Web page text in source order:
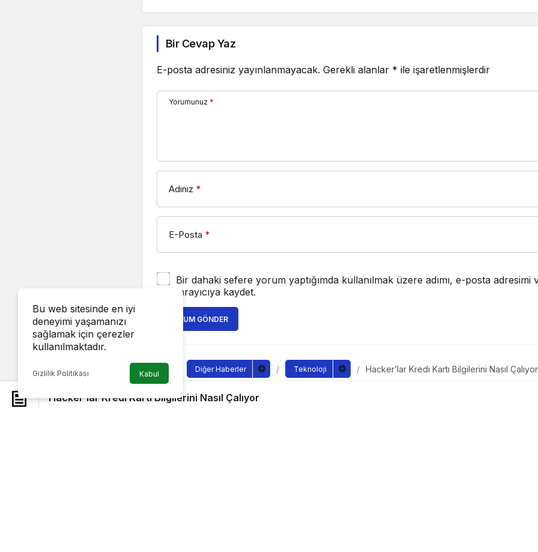
Bir Cevap Yaz
E-posta adresiniz yayınlanmayacak. Gerekli alanlar * ile işaretlenmişlerdir
Yorumunuz *
Adınız *
E-Posta *
Bir dahaki sefere yorum yaptığımda kullanılmak üzere adımı, e-posta
tarayıcıya kaydet.
YORUM GÖNDER
Diğer Haberler Teknoloji Hacker’lar Kredi Kartı Bilgilerini Nasıl Çalıyor
Hacker’lar Kredi Kartı Bilgilerini
Hacker’lar Kredi Kartı Bilgilerini Nasıl Çalıyor
Bu web sitesinde en iyi
deneyimi yaşamanızı
sağlamak için çerezler
kullanılmaktadır.
Gizlilik Politikası Kabul